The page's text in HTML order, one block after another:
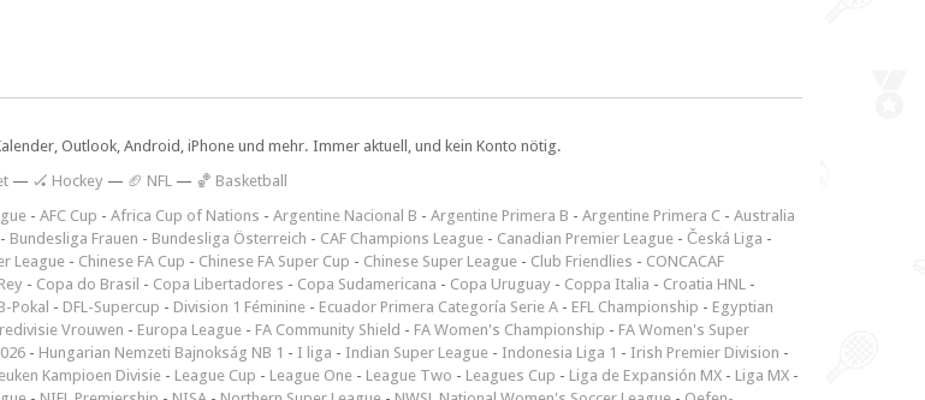
Outlook, Android, iPhone und mehr. Immer aktuell, und kein Konto nötig.
— 🏑 Hockey — 🏈 NFL — 🏀 Basketball
- AFC Cup - Africa Cup of Nations - Argentine Nacional B - Argentine Primera B - Argentine Primera C - Australia
- Bundesliga Frauen - Bundesliga Österreich - CAF Champions League - Canadian Premier League - Česká Liga -
League - Chinese FA Cup - Chinese FA Super Cup - Chinese Super League - Club Friendlies - CONCACAF
- Copa do Brasil - Copa Libertadores - Copa Sudamericana - Copa Uruguay - Coppa Italia - Croatia HNL -
Pokal - DFL-Supercup - Division 1 Féminine - Ecuador Primera Categoría Serie A - EFL Championship - Egyptian
Vrouwen - Europa League - FA Community Shield - FA Women's Championship - FA Women's Super
- Hungarian Nemzeti Bajnokság NB 1 - I liga - Indian Super League - Indonesia Liga 1 - Irish Premier Division -
Kampioen Divisie - League Cup - League One - League Two - Leagues Cup - Liga de Expansión MX - Liga MX -